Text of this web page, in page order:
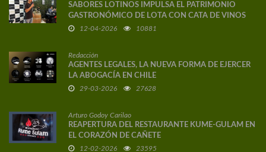
SABORES LOTINOS IMPULSA EL PATRIMONIO
GASTRONÓMICO DE LOTA CON CATA DE VINOS
DE AUTOR
12-04-2026 10881
Redacción
AGENTES LEGALES, LA NUEVA FORMA DE EJERCER
LA ABOGACÍA EN CHILE
29-03-2026 27628
Arturo Godoy Carilao
REAPERTURA DEL RESTAURANTE KUME-GULAM EN
EL CORAZÓN DE CAÑETE
12-02-2026 23595